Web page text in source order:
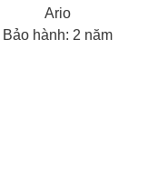
Ario
Bảo hành: 2 năm